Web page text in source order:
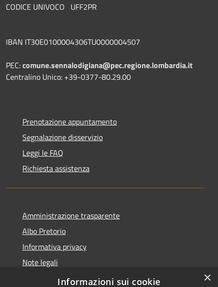
CODICE UNIVOCO UFF2PR
IBAN IT30E0100004306TU0000004507
PEC:comune.sennalodigiana@pec.regione.lombardia.it
Centralino Unico: +39-0377-80.29.00
Prenotazione appuntamento
Segnalazione disservizio
Leggi le FAQ
Richiesta assistenza
Amministrazione trasparente
Albo Pretorio
Informativa privacy
Note legali
Dichiarazione di accessibilità
×
Informazioni sui cookie